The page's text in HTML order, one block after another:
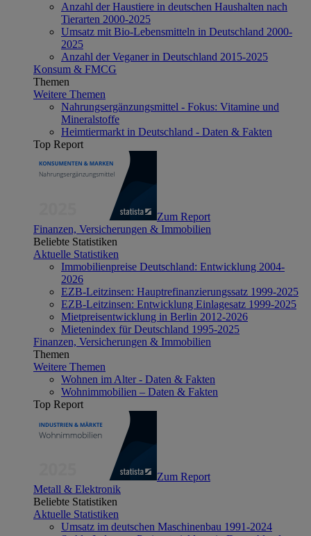
Anzahl der Haustiere in deutschen Haushalten nach
Tierarten 2000-2025
Umsatz mit Bio-Lebensmitteln in Deutschland 2000-
2025
Anzahl der Veganer in Deutschland 2015-2025
Konsum & FMCG
Themen
Weitere Themen
Nahrungsergänzungsmittel - Fokus: Vitamine und
Mineralstoffe
Heimtiermarkt in Deutschland - Daten & Fakten
Top Report
Zum Report
Finanzen, Versicherungen & Immobilien
Beliebte Statistiken
Aktuelle Statistiken
Immobilienpreise Deutschland: Entwicklung 2004-
2026
EZB-Leitzinsen: Hauptrefinanzierungssatz 1999-2025
EZB-Leitzinsen: Entwicklung Einlagesatz 1999-2025
Mietpreisentwicklung in Berlin 2012-2026
Mietenindex für Deutschland 1995-2025
Finanzen, Versicherungen & Immobilien
Themen
Weitere Themen
Wohnen im Alter - Daten & Fakten
Wohnimmobilien – Daten & Fakten
Top Report
Zum Report
Metall & Elektronik
Beliebte Statistiken
Aktuelle Statistiken
Umsatz im deutschen Maschinenbau 1991-2024